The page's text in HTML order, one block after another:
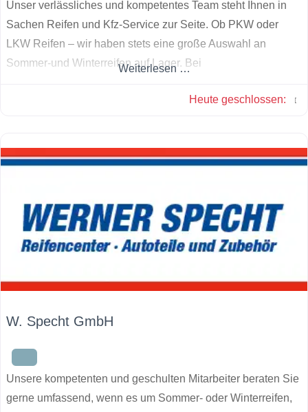
Unser verlässliches und kompetentes Team steht Ihnen in
Sachen Reifen und Kfz-Service zur Seite. Ob PKW oder
LKW Reifen – wir haben stets eine große Auswahl an
Sommer-und Winterreifen auf Lager. Bei
Weiterlesen …
Heute geschlossen:
W. Specht GmbH
Unsere kompetenten und geschulten Mitarbeiter beraten Sie
gerne umfassend, wenn es um Sommer- oder Winterreifen,